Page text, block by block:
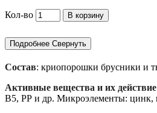
Кол-во В корзину
Подробнее Свернуть
Состав: криопорошки брусники и
Активные вещества и их действие
В5, РР и др. Микроэлементы: цинк,